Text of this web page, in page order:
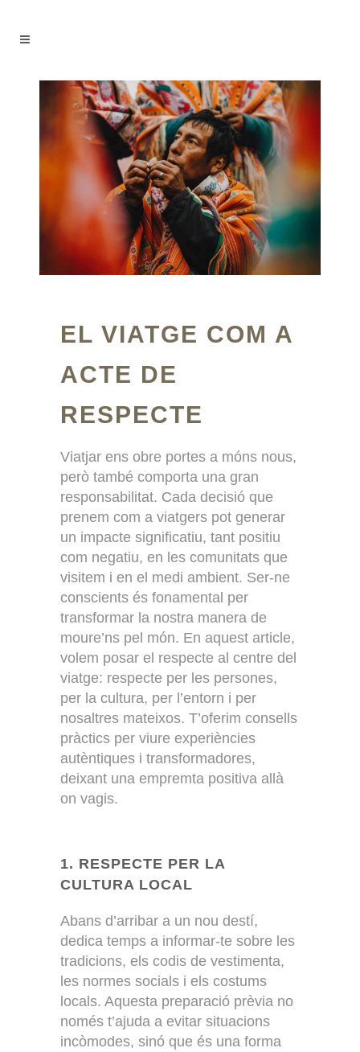
EL VIATGE COM A
ACTE DE
RESPECTE
Viatjar ens obre portes a móns nous,
però també comporta una gran
responsabilitat. Cada decisió que
prenem com a viatgers pot generar
un impacte significatiu, tant positiu
com negatiu, en les comunitats que
visitem i en el medi ambient. Ser-ne
conscients és fonamental per
transformar la nostra manera de
moure’ns pel món. En aquest article,
volem posar el respecte al centre del
viatge: respecte per les persones,
per la cultura, per l’entorn i per
nosaltres mateixos. T’oferim consells
pràctics per viure experiències
autèntiques i transformadores,
deixant una empremta positiva allà
on vagis.
1. RESPECTE PER LA
CULTURA LOCAL
Abans d’arribar a un nou destí,
dedica temps a informar-te sobre les
tradicions, els codis de vestimenta,
les normes socials i els costums
locals. Aquesta preparació prèvia no
només t’ajuda a evitar situacions
incòmodes, sinó que és una forma